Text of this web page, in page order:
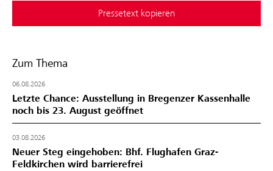
Pressetext kopieren
Zum Thema
06.08.2026
Letzte Chance: Ausstellung in Bregenzer Kassenhalle
noch bis 23. August geöffnet
03.08.2026
Neuer Steg eingehoben: Bhf. Flughafen Graz-
Feldkirchen wird barrierefrei